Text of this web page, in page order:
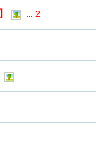
... 2